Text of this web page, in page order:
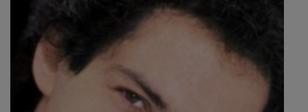
INFO CONCERT
SPORT
PUBLICITÉS
CINÉMA